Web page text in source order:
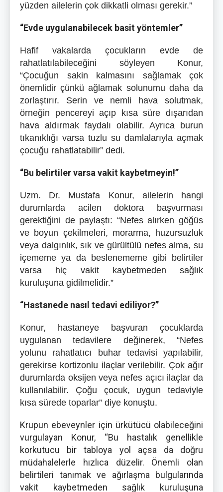
yüzden ailelerin çok dikkatli olması gerekir.”
“Evde uygulanabilecek basit yöntemler”
Hafif vakalarda çocukların evde de
rahatlatılabileceğini söyleyen Konur,
“Çocuğun sakin kalmasını sağlamak çok
önemlidir çünkü ağlamak solunumu daha da
zorlaştırır. Serin ve nemli hava solutmak,
örneğin pencereyi açıp kısa süre dışarıdan
hava aldırmak faydalı olabilir. Ayrıca burun
tıkanıklığı varsa tuzlu su damlalarıyla açmak
çocuğu rahatlatabilir” dedi.
“Bu belirtiler varsa vakit kaybetmeyin!”
Uzm. Dr. Mustafa Konur, ailelerin hangi
durumlarda acilen doktora başvurması
gerektiğini de paylaştı: “Nefes alırken göğüs
ve boyun çekilmeleri, morarma, huzursuzluk
veya dalgınlık, sık ve gürültülü nefes alma, su
içememe ya da beslenememe gibi belirtiler
varsa hiç vakit kaybetmeden sağlık
kuruluşuna gidilmelidir.”
“Hastanede nasıl tedavi ediliyor?”
Konur, hastaneye başvuran çocuklarda
uygulanan tedavilere değinerek, “Nefes
yolunu rahatlatıcı buhar tedavisi yapılabilir,
gerekirse kortizonlu ilaçlar verilebilir. Çok ağır
durumlarda oksijen veya nefes açıcı ilaçlar da
kullanılabilir. Çoğu çocuk, uygun tedaviyle
kısa sürede toparlar” diye konuştu.
Krupun ebeveynler için ürkütücü olabileceğini
vurgulayan Konur, “Bu hastalık genellikle
korkutucu bir tabloya yol açsa da doğru
müdahalelerle hızlıca düzelir. Önemli olan
belirtileri tanımak ve ağırlaşma bulgularında
vakit kaybetmeden sağlık kuruluşuna